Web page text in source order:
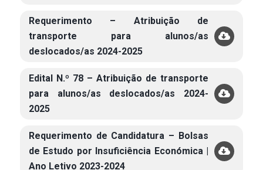
Requerimento – Atribuição de
transporte para alunos/as
deslocados/as 2024-2025
Edital N.º 78 – Atribuição de transporte
para alunos/as deslocados/as 2024-
2025
Requerimento de Candidatura – Bolsas
de Estudo por Insuficiência Económica |
Ano Letivo 2023-2024